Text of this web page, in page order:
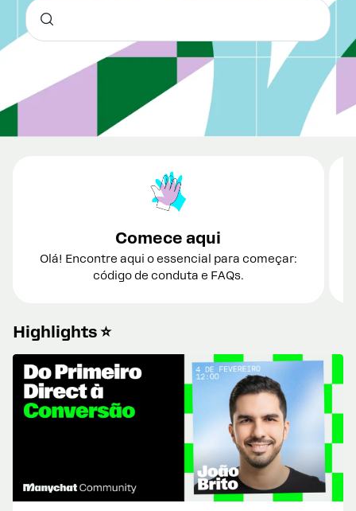
Comece aqui
Olá! Encontre aqui o essencial para começar:
código de conduta e FAQs.
Highlights ⭐️